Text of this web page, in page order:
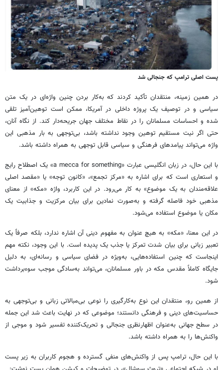
پست اصلی ترامپ که جنجالی شد
در همین زمینه، منتقدان تأکید کردند که به‌کار بردن چنین واژه‌ای در یک متن
سیاسی و در توصیف یک پروژه داخلی در آمریکا، ممکن است توهین‌آمیز تلقی
شده و احساسات مسلمانان را در نقاط مختلف جهان جریحه‌دار کند. از نگاه آنان،
حتی اگر نیت مستقیم توهین وجود نداشته باشد، بی‌توجهی به بار مذهبی این
واژه می‌تواند پیامدهای فرهنگی و سیاسی قابل توجهی به همراه داشته باشد.
با این حال، در زبان انگلیسی عبارت «a mecca for something» یک اصطلاح رایج
و استعاری است که برای اشاره به «مرکز تجمع»، «کانون توجه» یا «مقصد اصلی
علاقه‌مندان به یک موضوع» به کار می‌رود. در این کاربرد، واژه «مکه» از معنای
مذهبی خود فاصله گرفته و به‌صورت نمادین برای بیان مرکزیت و جذابیت یک
مکان یا موضوع استفاده می‌شود.
در این معنا، «مکه» به هیچ عنوان به مفهوم دینی آن اشاره ندارد، بلکه صرفاً یک
تعبیر زبانی برای بیان شدت تمرکز یا جذب یک پدیده است. با این وجود، نکته مهم
اینجاست که چنین استفاده‌هایی، به‌ویژه در فضای سیاسی و رسانه‌ای، به دلیل
جایگاه کاملاً مقدس مکه در باور مسلمانان، می‌تواند به‌سادگی موجب سوءبرداشت
شود.
از همین رو، منتقدان این نوع به‌کارگیری را نوعی بی‌مبالاتی زبانی و بی‌توجهی به
حساسیت‌های دینی و فرهنگی دانستند؛ موضوعی که در نهایت باعث شد این جمله
در سطح جهانی به‌عنوان اظهارنظری جنجالی و تحریک‌کننده تفسیر شود و موجی از
واکنش‌ها را به همراه داشته باشد.
با این حال، ترامپ پس از واکنش‌های منفی گسترده و هجوم کاربران به زیر پست